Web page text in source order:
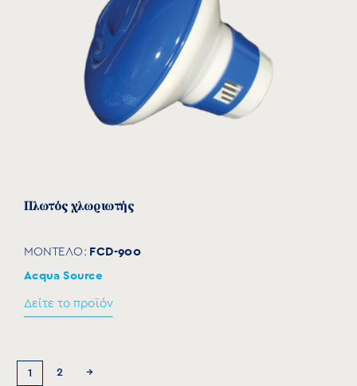
Πλωτός χλωριωτής
ΜΟΝΤΕΛΟ: FCD-900
Acqua Source
Δείτε το προϊόν
1 2 →